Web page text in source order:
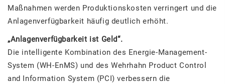
Maßnahmen werden Produktionskosten verringert und die
Anlagenverfügbarkeit häufig deutlich erhöht.
„Anlagenverfügbarkeit ist Geld“.
Die intelligente Kombination des Energie-Management-
System (WH-EnMS) und des Wehrhahn Product Control
and Information System (PCI) verbessern die